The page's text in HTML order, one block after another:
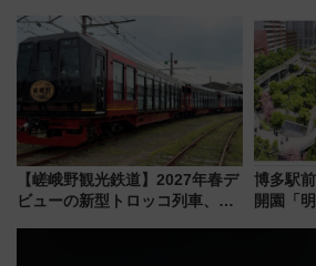
治体は？ 2026年は対象のエリア
が拡大！
の絶景
雑な手
しめる
【嵯峨野観光鉄道】2027年春デ
ビューの新型トロッコ列車、い
博多駅
開園「